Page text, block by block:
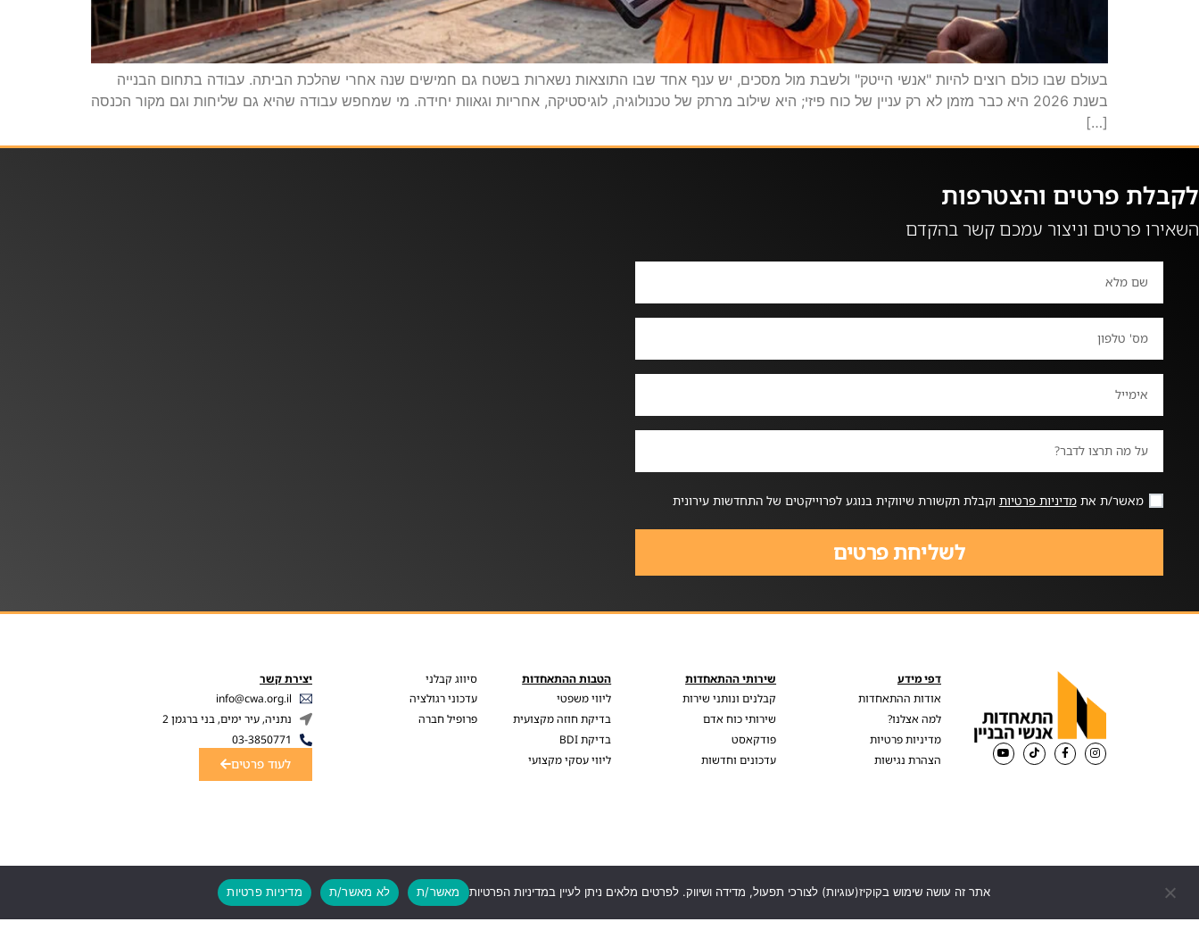
בעולם שבו כולם רוצים להיות "אנשי הייטק" ולשבת מול מסכים, יש ענף אחד שבו התוצאות נשארות בשטח גם חמישים שנה אחרי שהלכת הביתה. עבודה בתחום הבנייה
בשנת 2026 היא כבר מזמן לא רק עניין של כוח פיזי; היא שילוב מרתק של טכנולוגיה, לוגיסטיקה, אחריות וגאוות יחידה. מי שמחפש עבודה שהיא גם שליחות וגם מקור הכנסה
[…]
לקבלת פרטים והצטרפות
השאירו פרטים וניצור עמכם קשר בהקדם
מאשר/ת אתמדיניות פרטיות וקבלת תקשורת שיווקית בנוגע לפרוייקטים של התחדשות עירונית
לשליחת פרטים
דפי מידע
אודות ההתאחדות
למה אצלנו?
מדיניות פרטיות
הצהרת נגישות
שירותי ההתאחדות
קבלנים ונותני שירות
שירותי כוח אדם
פודקאסט
עדכונים וחדשות
הטבות ההתאחדות
ליווי משפטי
בדיקת חוזה מקצועית
בדיקת BDI
ליווי עסקי מקצועי
סיווג קבלני
עדכוני רגולציה
פרופיל חברה
יצירת קשר
info@cwa.org.il
נתניה, עיר ימים, בני ברגמן 2
03-3850771
לעוד פרטים
אתר זה עושה שימוש בקוקיז(עוגיות) לצורכי תפעול, מדידה ושיווק. לפרטים מלאים ניתן לעיין במדיניות הפרטיות מאשר/ת לא מאשר/ת מדיניות פרטיות